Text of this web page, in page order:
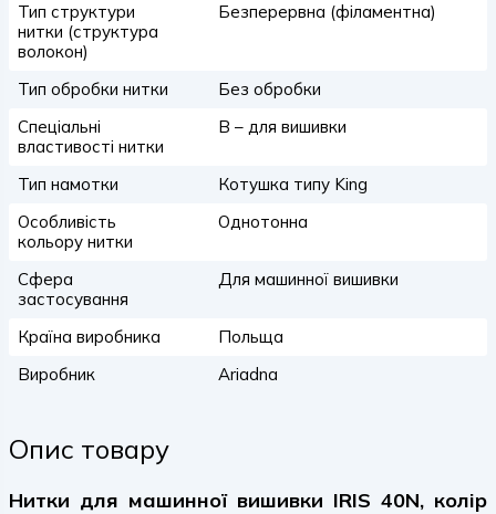
Тип структури
нитки (структура
волокон)
Безперервна (філаментна)
Тип обробки нитки
Без обробки
Спеціальні
властивості нитки
B – для вишивки
Тип намотки
Котушка типу King
Особливість
кольору нитки
Однотонна
Сфера
застосування
Для машинної вишивки
Країна виробника
Польща
Виробник
Ariadna
Опис товару
Нитки для машинної вишивки IRIS 40N, колір